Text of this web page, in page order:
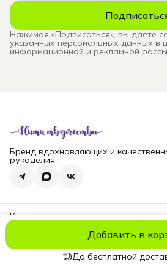
Добавить в
До бесплатной
Нажимая «Подписаться», вы даете
указанных персональных данных в
информационной и рекламной
Бренд вдохновляющих и
рукоделия
Контакты
Эл. почта
nititv@yandex.ru
© niti_liveОплатаДоставкаПравила